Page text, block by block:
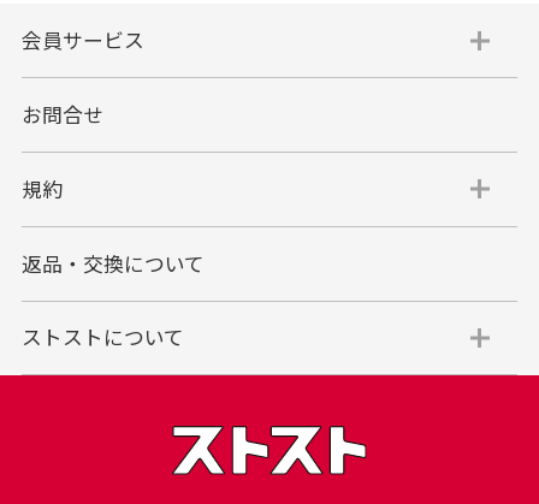
会員サービス
お問合せ
規約
返品・交換について
ストストについて